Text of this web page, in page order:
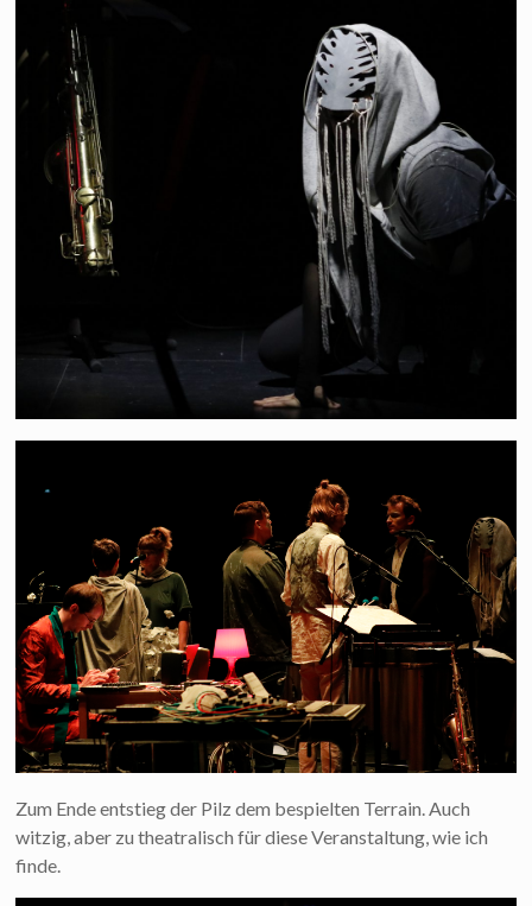
Zum Ende entstieg der Pilz dem bespielten Terrain. Auch
witzig, aber zu theatralisch für diese Veranstaltung, wie ich
finde.